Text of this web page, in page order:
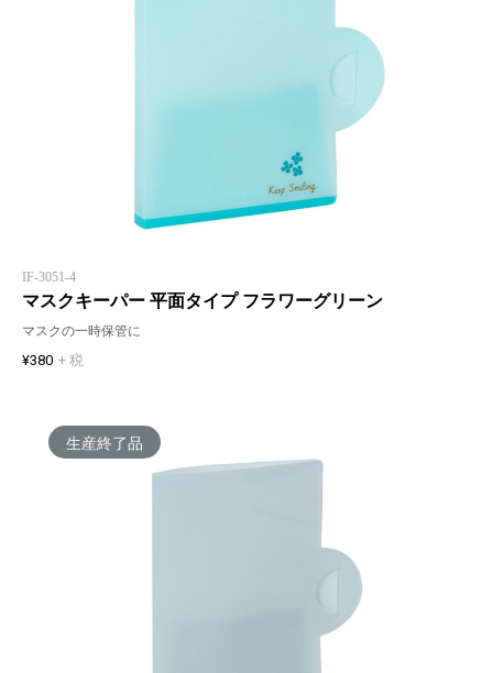
IF-3051-4
マスクキーパー 平面タイプ フラワーグリーン
マスクの一時保管に
¥380 + 税
生産終了品